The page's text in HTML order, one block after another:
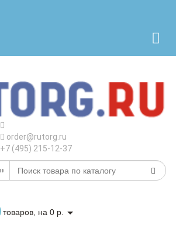
order@rutorg.ru
+7 (495) 215-12-37
товаров, на 0 р.